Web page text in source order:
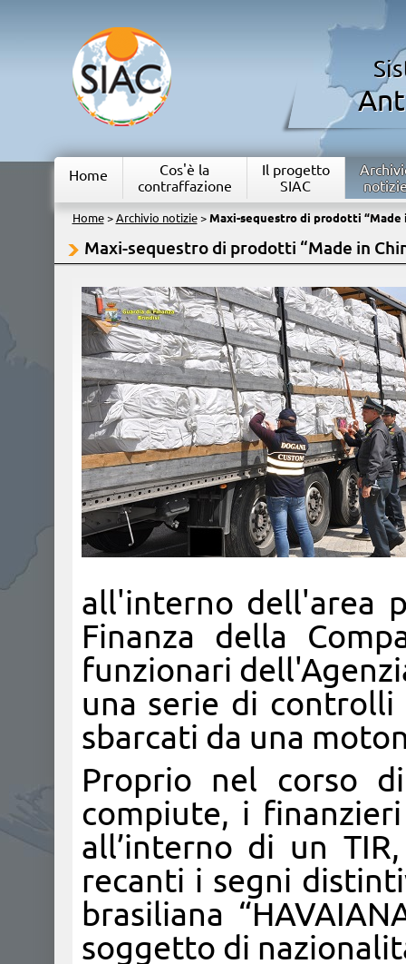
Home
Cos'è la
contraffazione
Il progetto
SIAC
Home> Archivio notizie> Maxi-sequestro di prodotti “Made
Maxi-sequestro di prodotti “Made in
all'interno dell'area
Finanza della
funzionari
una serie di
sbarcati da una
Proprio nel corso
compiute, i
all’interno di un
recanti i segni
brasiliana
soggetto di